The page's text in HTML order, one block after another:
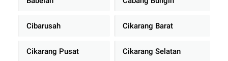
Cibarusah Cikarang Barat
Cikarang Pusat Cikarang Selatan